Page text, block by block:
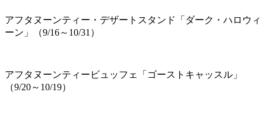
アフタヌーンティー・デザートスタンド「ダーク・ハロウィ
ーン」（9/16～10/31）
アフタヌーンティービュッフェ「ゴーストキャッスル」
（9/20～10/19）